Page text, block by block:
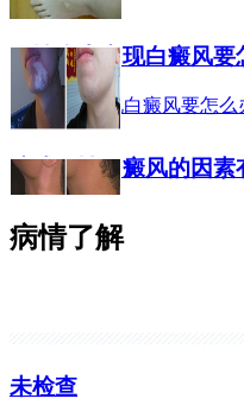
女性脚上出现白癜风要
女性脚上出现白癜风要怎
造成女性白癜风的因素
造成女性白癜风的因素有哪
女性白癜风应该怎么辅助治
女性白癜风患者不得不
病情了解
未检查